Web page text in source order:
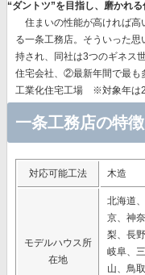
“ダントツ”を目指し、磨かれ
住まいの性能が高ければ高
る一条工務店。そういった
持され、同社は3つのギネス
住宅会社、②最新年間で最も
工業化住宅工場 ※対象年は
一条工務店の特徴
対応可能工法 木造
モデルハウス所
在地
北海道
京、神
梨、長
岐阜、
山、鳥